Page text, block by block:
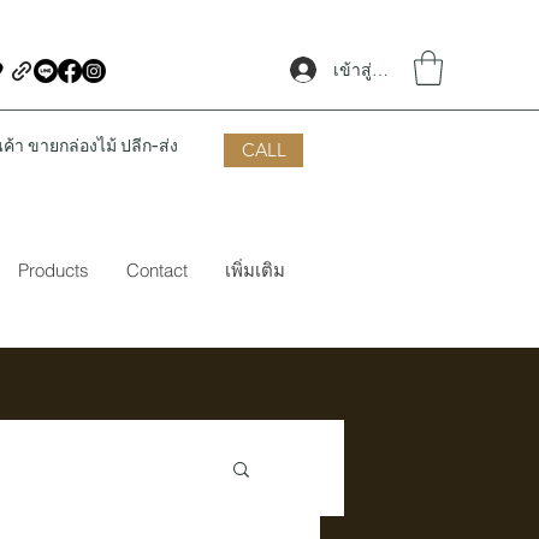
เข้าสู่ระบบ
า ขายกล่องไม้ ปลีก-ส่ง CALL
Products Contact เพิ่มเติม